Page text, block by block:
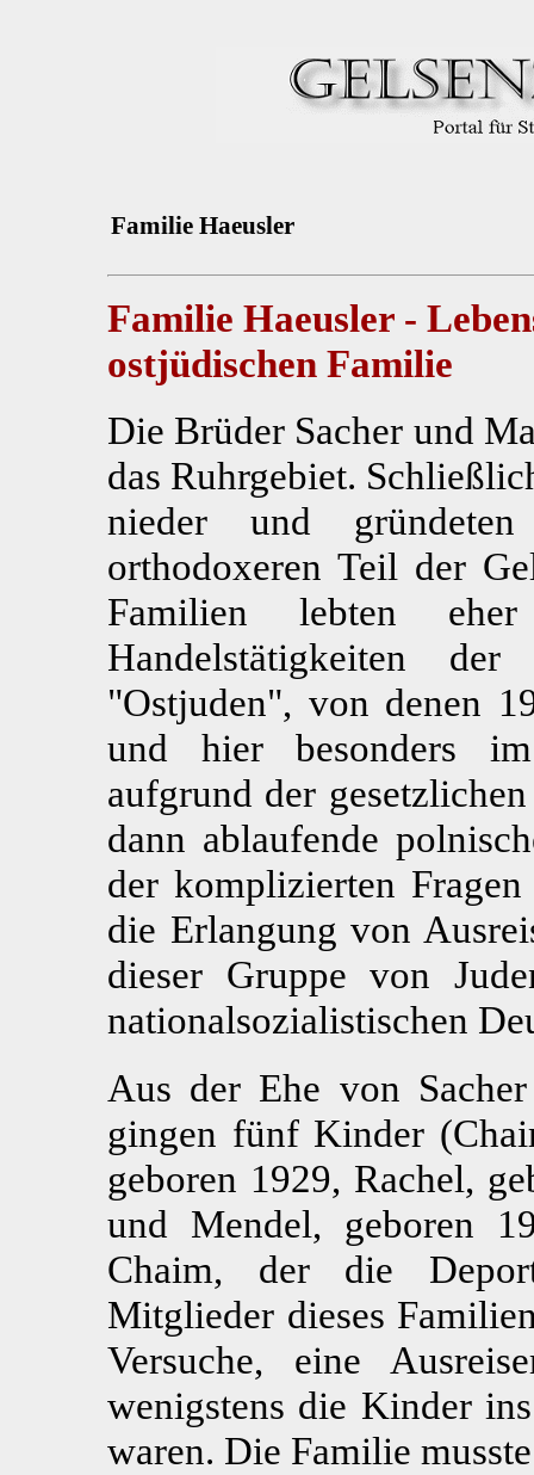
Familie Haeusler
Familie Haeusler -
ostjüdischen Familie
Die Brüder Sacher und
das Ruhrgebiet.
nieder und
orthodoxeren Teil der
Familien lebten
Handelstätigkeiten
"Ostjuden", von denen
und hier besonders
aufgrund der
dann ablaufende
der komplizierten
die Erlangung von
dieser Gruppe von
nationalsozialistischen
Aus der Ehe von
gingen fünf Kinder
geboren 1929, Rachel,
und Mendel, geboren
Chaim, der die
Mitglieder dieses
Versuche, eine
wenigstens die Kinder
waren. Die Familie